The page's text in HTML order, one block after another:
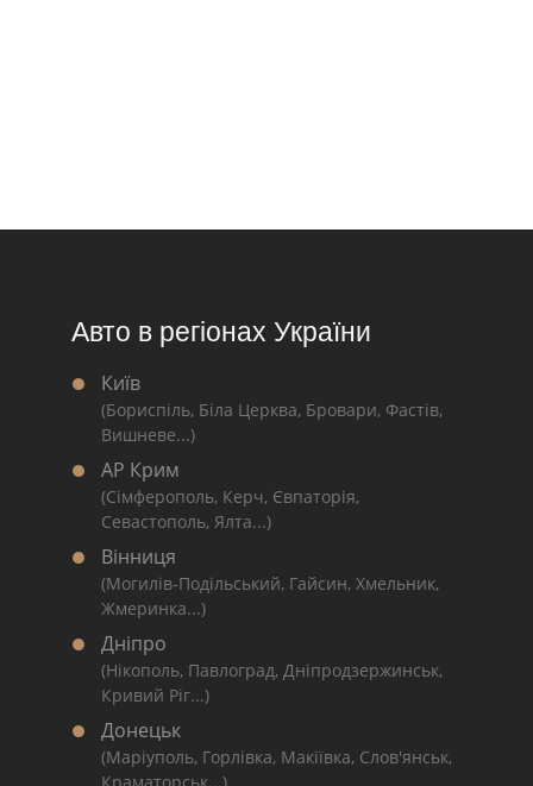
Авто в регіонах України
Київ
(Бориспіль, Біла Церква, Бровари, Фастів,
Вишневе...)
АР Крим
(Сімферополь, Керч, Євпаторія,
Севастополь, Ялта...)
Вінниця
(Могилів-Подільський, Гайсин, Хмельник,
Жмеринка...)
Дніпро
(Нікополь, Павлоград, Дніпродзержинськ,
Кривий Ріг...)
Донецьк
(Маріуполь, Горлівка, Макіївка, Слов'янськ,